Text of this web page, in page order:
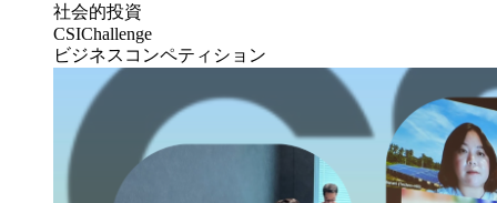
社会的投資
CSIChallenge
ビジネスコンペティション